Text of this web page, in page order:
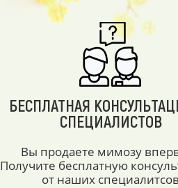
БЕСПЛАТНАЯ
СПЕЦИАЛИСТОВ
Вы продаете мимозу
Получите бесплатную
от наших специалитсов